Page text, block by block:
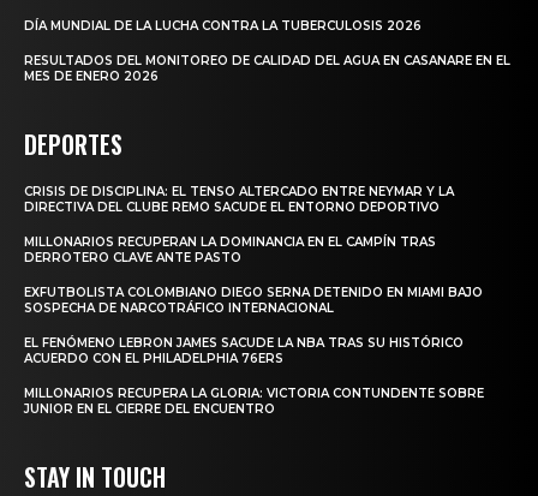
DÍA MUNDIAL DE LA LUCHA CONTRA LA TUBERCULOSIS 2026
RESULTADOS DEL MONITOREO DE CALIDAD DEL AGUA EN CASANARE EN EL
MES DE ENERO 2026
DEPORTES
CRISIS DE DISCIPLINA: EL TENSO ALTERCADO ENTRE NEYMAR Y LA
DIRECTIVA DEL CLUBE REMO SACUDE EL ENTORNO DEPORTIVO
MILLONARIOS RECUPERAN LA DOMINANCIA EN EL CAMPÍN TRAS
DERROTERO CLAVE ANTE PASTO
EXFUTBOLISTA COLOMBIANO DIEGO SERNA DETENIDO EN MIAMI BAJO
SOSPECHA DE NARCOTRÁFICO INTERNACIONAL
EL FENÓMENO LEBRON JAMES SACUDE LA NBA TRAS SU HISTÓRICO
ACUERDO CON EL PHILADELPHIA 76ERS
MILLONARIOS RECUPERA LA GLORIA: VICTORIA CONTUNDENTE SOBRE
JUNIOR EN EL CIERRE DEL ENCUENTRO
STAY IN TOUCH